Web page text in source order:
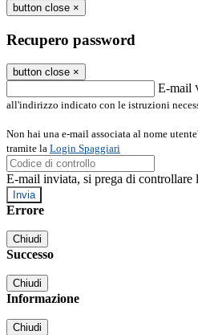
button close ×
Recupero password
button close ×
E-mail
all'indirizzo indicato con le istruzioni
Non hai una e-mail associata al nome
tramite la Login Spaggiari
E-mail inviata, si prega di controllare
Errore
Chiudi
Successo
Chiudi
Informazione
Chiudi